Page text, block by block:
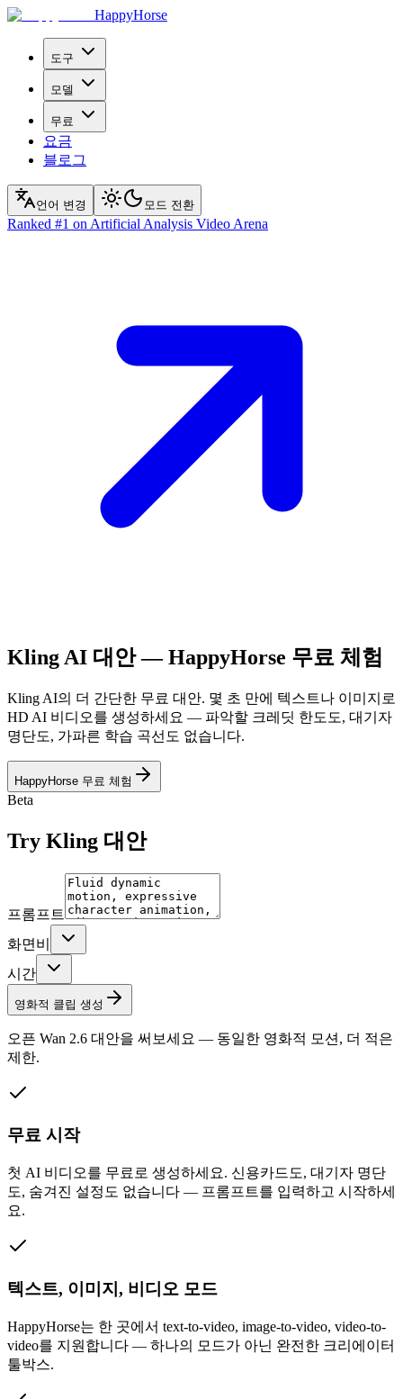
HappyHorse
도구
모델
무료
요금
블로그
언어 변경 모드 전환
Ranked #1 on Artificial Analysis Video Arena
Kling AI 대안 — HappyHorse 무료 체험
Kling AI의 더 간단한 무료 대안. 몇 초 만에 텍스트나 이미지로
HD AI 비디오를 생성하세요 — 파악할 크레딧 한도도, 대기자
명단도, 가파른 학습 곡선도 없습니다.
HappyHorse 무료 체험
Beta
Try Kling 대안
프롬프트
화면비
시간
영화적 클립 생성
오픈 Wan 2.6 대안을 써보세요 — 동일한 영화적 모션, 더 적은
제한.
무료 시작
첫 AI 비디오를 무료로 생성하세요. 신용카드도, 대기자 명단
도, 숨겨진 설정도 없습니다 — 프롬프트를 입력하고 시작하세
요.
텍스트, 이미지, 비디오 모드
HappyHorse는 한 곳에서 text-to-video, image-to-video, video-to-
video를 지원합니다 — 하나의 모드가 아닌 완전한 크리에이터
툴박스.